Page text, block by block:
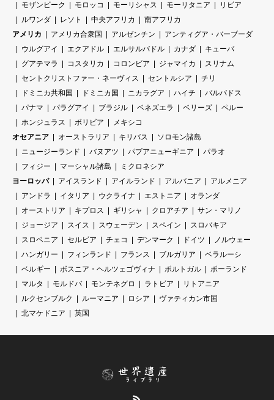
モザンビーク
モロッコ モーリシャス モーリタニア
リビア
ルワンダ
レソト 中央アフリカ
南アフリカ
アメリカ
アメリカ合衆国 アルゼンチン
アンティグア・バーブーダ
ウルグアイ
エクアドル エルサルバドル カナダ
キューバ
グアテマラ
コスタリカ コロンビア ジャマイカ
スリナム
セントクリストファー・ネーヴィス
セントルシア
チリ
ドミニカ共和国
ドミニカ国 ニカラグア ハイチ
バルバドス
パナマ
パラグアイ ブラジル ベネズエラ ベリーズ
ペルー
ホンジュラス
ボリビア
メキシコ
オセアニア
オーストラリア キリバス
ソロモン諸島
ニュージーランド
バヌアツ パプアニューギニア
パラオ
フィジー
マーシャル諸島
ミクロネシア
ヨーロッパ
アイスランド アイルランド アルバニア
アルメニア
アンドラ
イタリア ウクライナ エストニア
オランダ
オーストリア
キプロス ギリシャ クロアチア
サン・マリノ
ジョージア
スイス スウェーデン スペイン
スロバキア
スロベニア
セルビア チェコ デンマーク ドイツ
ノルウェー
ハンガリー
フィンランド フランス ブルガリア
ベラルーシ
ベルギー
ボスニア・ヘルツェゴヴィナ ポルトガル
ポーランド
マルタ
モルドバ モンテネグロ ラトビア
リトアニア
ルクセンブルク
ルーマニア ロシア
ヴァティカン市国
北マケドニア
英国